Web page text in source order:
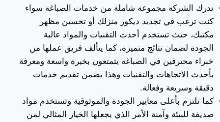
تدرك الشركة مجموعة شاملة من خدمات الصباغة سواء
كنت ترغب في تجديد ديكور منزلك أو تحسين مظهر
مكتبك، حيث تستخدم أحدث التقنيات والمواد عالية
الجودة لضمان نتائج متميزة، كما يتألف فريق عملها من
خبراء محترفين في الصباغة يتمتعون بخبرة واسعة ومعرفة
بأحدث الاتجاهات والتقنيات وهذا يضمن تقديم خدمات
دقيقة وسريعة وفعالة.
كما تلتزم بأعلى معايير الجودة والموثوقية وتستخدم مواد
صديقة للبيئة وآمنة الأمر الذي يجعلها الخيار المثالي لمن